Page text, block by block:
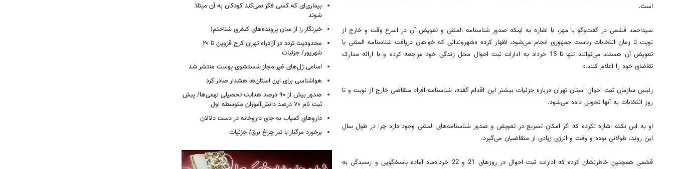
است.
سید‌احمد قشمی در گفت‌وگو با مهر، با اشاره به اینکه صدور شناسنامه المثنی و تعویض آن در اسرع وقت و خارج از
نوبت تا زمان انتخابات ریاست جمهوری انجام می‌شود، اظهار کرده «شهروندانی که خواهان دریافت شناسنامه المثنی یا
تعویض آن هستند می‌توانند تنها تا 15 خرداد به ادارات ثبت احوال محل زندگی خود مراجعه کرده و با ارائه مدارک
تقاضای خود را اعلام کنند.»
رئیس سازمان ثبت احوال استان تهران درباره جزئیات بیشتر این اقدام گفته، شناسنامه افراد متقاضی خارج از نوبت و تا
روز انتخابات به آنها تحویل داده می‌شود.
او به این نکته اشاره نکرده که اگر امکان تسریع در تعویض و صدور شناسنامه‌های المثنی وجود دارد چرا در طول سال
این روند، طولانی بوده و وقت و انرژی زیادی از متقاضیان می‌گیرد.
قشمی همچنین خاطرنشان کرده که ادارات ثبت احوال در روزهای 21 و 22 خرداد‌ماه آماده پاسخگویی و رسیدگی به
بیماری‌ای که کسی فکر نمی‌کند کودکان به آن مبتلا
شوند
خبرنگار را از میان پرونده‌های کیفری شناختم!
محدودیت تردد در آزادراه تهران کرج قزوین تا ۲۰
شهریور/ جزئیات
اسامی ژل‌های غیر مجاز شستشوی پوست منتشر شد
هواشناسی برای این استان‌ها هشدار صادر کرد
صدور بیش از ۹۰ درصد هدایت تحصیلی نهمی‌ها/ پیش
ثبت نام ۷۰ درصد دانش‌آموزان متوسطه اول
داروهای کمیاب به جای داروخانه در دست دلالان
برخورد مرگبار با تیر چراغ برق/ جزئیات